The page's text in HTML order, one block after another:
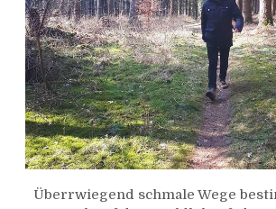
Überrwiegend schmale Wege